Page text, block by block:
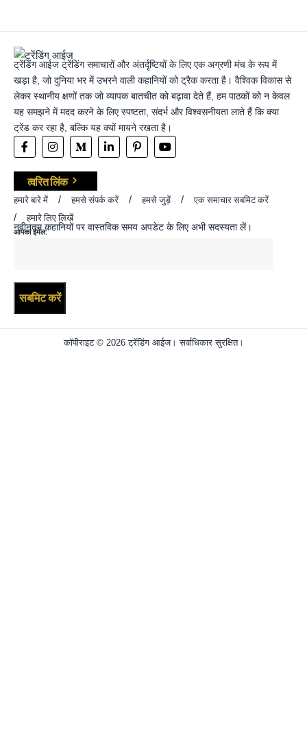
ट्रेंडिंग आईज ट्रेंडिंग समाचारों और अंतर्दृष्टियों के लिए एक अग्रणी मंच के रूप में
खड़ा है, जो दुनिया भर में उभरने वाली कहानियों को ट्रैक करता है। वैश्विक विकास से
लेकर स्थानीय क्षणों तक जो व्यापक बातचीत को बढ़ावा देते हैं, हम पाठकों को न केवल
यह समझने में मदद करने के लिए स्पष्टता, संदर्भ और विश्वसनीयता लाते हैं कि क्या
ट्रेंड कर रहा है, बल्कि यह क्यों मायने रखता है।
त्वरित लिंक
हमारे बारे में हमसे संपर्क करें हमसे जुड़ें
एक समाचार सबमिट करें
हमारे लिए लिखें
नवीनतम कहानियों पर वास्तविक समय अपडेट के लिए अभी सदस्यता लें।
आपका ईमेल:
कॉपीराइट © 2026 ट्रेंडिंग आईज। सर्वाधिकार सुरक्षित।